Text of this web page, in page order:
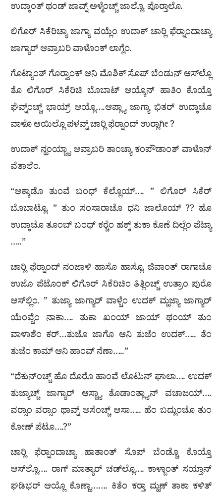
ಉದ್ಕಾಂತ್ ಥಂಡ್ ಜಾವ್ನ್ ಅಳ್ಮೆಂಚ್ಚ್ ಜಾಲ್ಲೊ. ಪೊರ‍್ತಾಲೊ.
ಲಿಗೊರ್ ಸಿಕೆರಿಚ್ಯಾ ಜಾಗ್ಯಾ ವಯ್ಲೆಂ ಉದಾಕ್ ಚಾರ‍್ಲಿ ಫೆರ‍್ನಾಂದಾಚ್ಯಾ
ಜಾಗ್ಯಾರ್ ಆವ್ರಾಬರಿ ವಾಳೊಂಕ್ ಲಾಗ್ಲೆಂ.
ಗೊಟ್ಯಾಂತ್ ಗೊರ‍್ವಾಂಕ್ ಆನಿ ಮೊಶಿಕ್ ಸೊಪ್ ಬೆಂಡುನ್ ಆಸ್‌ಲ್ಲೊ
ತೊ ಲಿಗೊರ್ ಸಿಕೆರಿಚಿ ಬೊಬಾಟ್ ಆಯ್ಕೊನ್ ಹಾತಿಂ ಕೊಯ್ತೊ
ಘೆವ್ನ್‌ಂಚ್ಚ್ ಭಾಯ್ರ್ ಆಯ್ಲೊ….ಆಪ್ಲ್ಯಾ ಜಾಗ್ಯಾ ಭಿತರ್ ಉದ್ಕಾಚೊ
ವಾಳೊ ಆಯಿಲ್ಲೊ ಪಳವ್ನ್ ಚಾರ‍್ಲಿ ಫೆರ‍್ನಾಂದ್ ಉರ‍್ಲಾಗೀ ?
ಉದಾಕ್ ನ್ಹಂಯ್ಚ್ಯಾ ಆವ್ರಾಬರಿ ತಾಂಚ್ಯಾ ಕಂಪೌಡಾಂತ್ ವಾಳೊನ್
ವೆತಾಲೆಂ.
“ಆಕ್ಕಾಡೊ ತುಂವೆ ಬಂಧ್ ಕೆಲ್ಲೊಯ್…. ” ಲಿಗೊರ್ ಸಿಕೆರ್
ಬೊಬಾಟ್ಲೊ. ” ತುಂ ಸಂಸಾರಾಚೊ ಧನಿ ಜಾಲೊಯ್ ?? ಹೊ
ಉದ್ಕಾಚೊ ತೂಂಬ್ ಬಂಧ್ ಕರ‍್ಚೆಂ ಹಕ್ಕ್ ತುಕಾ ಕೊಣೆ ದಿಲ್ಲೆಂ ಪೆಟ್ಯಾ
…..”
ಚಾರ‍್ಲಿ ಫೆರ‍್ನಾಂದ್ ನಂಜಾಳಿ ಹಾಸೊ ಹಾಸ್ಲೊ. ಜಿವಾಂತ್ ರಾಗಾಚೊ
ಉಜೊ ಪೆಟೊಂಕ್ ಲಿಗೊರ್ ಸಿಕೆರಿಚಿಂ ತಿತ್ಲಿಂಚ್ಚ್ ಉತ್ರಾಂ ಪುರೊ
ಆಸ್‌ಲ್ಲಿಂ. ” ತುಜ್ಯಾ ಜಾಗ್ಯಾರ್ ವಾಳ್ಚೆಂ ಉದಕ್ ಮ್ಹಜ್ಯಾ ಜಾಗ್ಯಾರ್
ಯೆಂವ್ಚೆಂ ನಾಕಾ…. ತುಕಾ ಖಂಯ್ ಜಾಯ್ ಥಂಯ್ ತುಂ
ವಾಳಾಶೆಂ ಕರ್…ತುಜೊ ಜಾಗೊ ಆನಿ ತುಜೆಂ ಉದಕ್….. ತೆಂ
ತುಜೆಂ ಕಾಮ್ ಆನಿ ಹಾಂವ್ ನೆಣಾ…..”
“ದೆಕುನ್‌ಂಚ್ಚ್ ಹೊ ದೊರೊ ಹಾಂವೆ ಲೊಟುನ್ ಘಾಲಾ…. ಉದಕ್
ತುಜ್ಯಾಚ್ಚ್ ಜಾಗ್ಯಾರ್ ಆಸ್ಚ್ಯಾ ತೊಡಾಂತ್ಲ್ಯಾನ್ ವಚಾಜಯ್….
ವರ‍್ಸಾಂ ವರ‍್ಸಾಂ ಥಾವ್ನ್ ಅಸೆಂಚ್ಚ್ ಆಸಾ….. ಹೆಂ ಬದ್ಲುಂಚೊ ತುಂ
ಕೋಣ್ ಪೆಟೊ….?”
ಚಾರ‍್ಲಿ ಫೆರ‍್ನಾಂದಾಚ್ಯಾ ಹಾತಾಂತ್ ಸೊಪ್ ಬೆಂಡ್ಚೊ ಕೊಯ್ತೊ
ಆಸ್‌ಲ್ಲೊ…. ರಾಗ್ ಮಾತ್ಯಾರ್ ಚಡ್‌ಲ್ಲೊ…. ಕಾಳ್ಜಾಂತ್ ಸಯ್ತಾನ್
ಘಡಿಭರ್ ಆಯ್ಲೊ ಕೊಣ್ಣಾ……. ಕಿತೆಂ ಕರ‍್ತಾ ಮ್ಹಣ್ ತಾಕಾ ಕಳಿತ್